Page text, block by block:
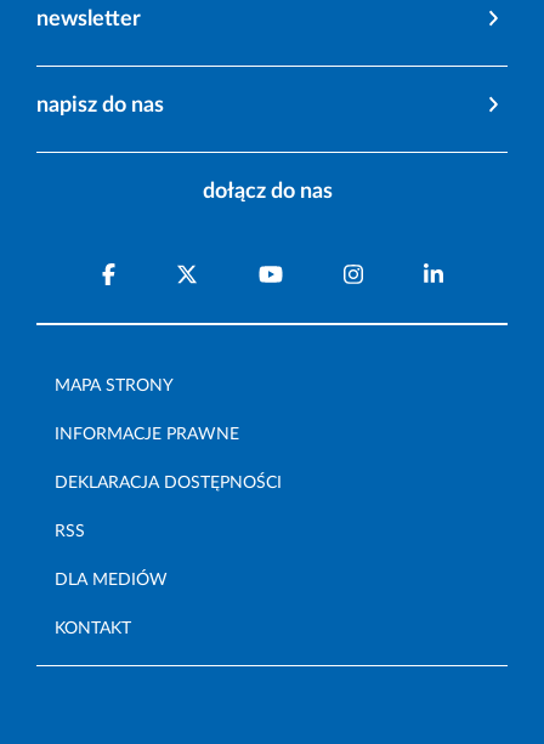
newsletter
napisz do nas
dołącz do nas
MAPA STRONY
INFORMACJE PRAWNE
DEKLARACJA DOSTĘPNOŚCI
RSS
DLA MEDIÓW
KONTAKT